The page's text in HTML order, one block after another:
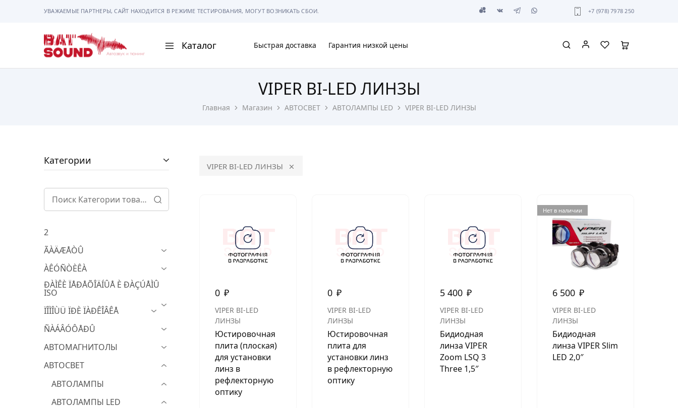
УВАЖАЕМЫЕ ПАРТНЕРЫ, САЙТ НАХОДИТСЯ В РЕЖИМЕ ТЕСТИРОВАНИЯ, МОГУТ ВОЗНИКАТЬ СБОИ. +7 (978) 7978 250
BAT
Sound
Каталог
ГАДЖЕТЫ
СИГНАЛИЗАЦИИ
ПОМОЩЬ ПРИ ПАРКОВКЕ
МУЗЫКАЛЬНЫЕ АКСЕССУАРЫ
ШУМОИЗОЛЯЦИЯ
КОВРИКИ и ХИМИЯ
Быстрая доставка Гарантия низкой цены
Главная Магазин АВТОСВЕТ АВТОЛАМПЫ LED VIPER BI-LED ЛИНЗЫ
VIPER BI-LED ЛИНЗЫ
VIPER BI-LED ЛИНЗЫ
0 ₽
VIPER BI-LED
ЛИНЗЫ
Юстировочная
плита (плоская)
для установки
линз в
рефлекторную
оптику
0 ₽
VIPER BI-LED
ЛИНЗЫ
Юстировочная
плита для
установки линз
в рефлекторную
оптику
5 400 ₽
VIPER BI-LED
ЛИНЗЫ
Бидиодная
линза VIPER
Zoom LSQ 3
Three 1,5″
Нет в наличии
6 500 ₽
VIPER BI-LED
ЛИНЗЫ
Бидиодная
линза VIPER Slim
LED 2,0″
Категории
2
ÃÀÄÆÅÒÛ
ÀÊÓÑÒÈÊÀ
ÐÀÌÊÈ ÏÅÐÅÕÎÄÍÛÅ È ÐÀÇÚÅÌÛ
ISO
ÏÎÌÎÙÜ ÏÐÈ ÏÀÐÊÎÂÊÅ
ÑÀÁÂÓÔÅÐÛ
АВТОМАГНИТОЛЫ
АВТОСВЕТ
АВТОЛАМПЫ
АВТОЛАМПЫ LED